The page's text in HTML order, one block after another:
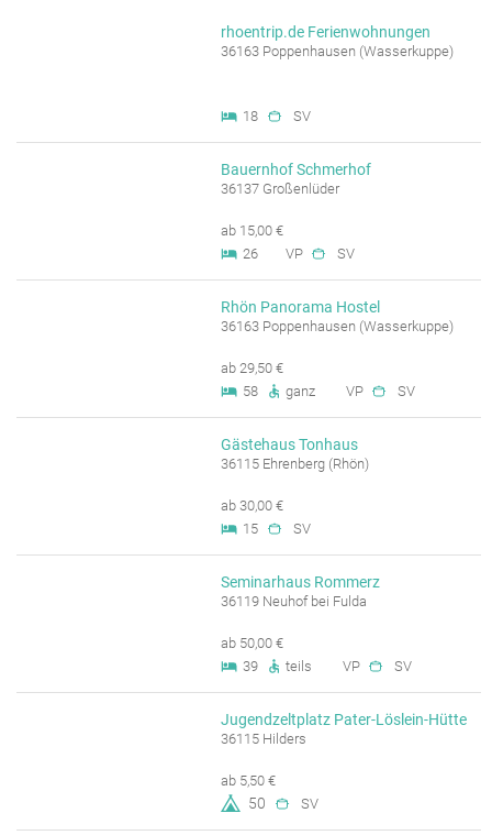
rhoentrip.de Ferienwohnungen
36163 Poppenhausen (Wasserkuppe)
18 SV
Bauernhof Schmerhof
36137 Großenlüder
ab 15,00 €
26
VP SV
Rhön Panorama Hostel
36163 Poppenhausen (Wasserkuppe)
ab 29,50 €
58
ganz VP SV
Gästehaus Tonhaus
36115 Ehrenberg (Rhön)
ab 30,00 €
15
SV
Seminarhaus Rommerz
36119 Neuhof bei Fulda
ab 50,00 €
39
teils VP SV
Jugendzeltplatz Pater-Löslein-Hütte
36115 Hilders
ab 5,50 €
50 SV